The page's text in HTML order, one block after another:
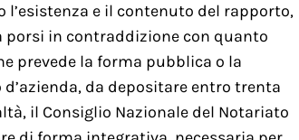
e il contenuto del rapporto,
porsi in contraddizione con quanto
prevede la forma pubblica o la
da depositare entro trenta
il Consiglio Nazionale del Notariato